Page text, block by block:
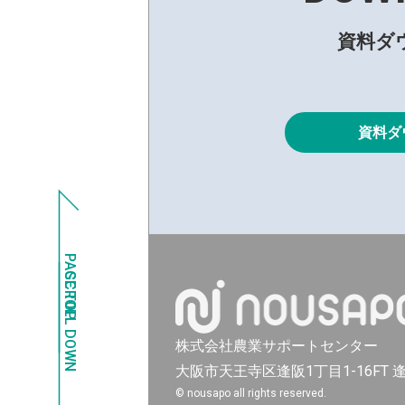
SCROLL DOWN
PAGE TOP
資料ダ
資料
株式会社農業サポートセンター
大阪市天王寺区逢阪1丁目1-16FT
© nousapo all rights reserved.